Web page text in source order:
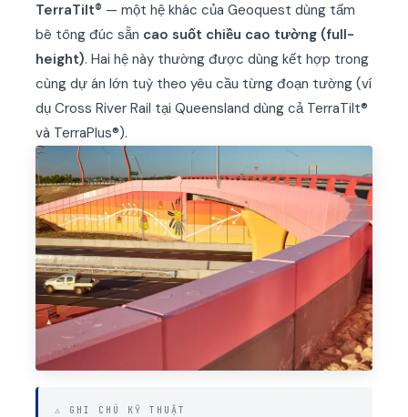
TerraTilt® — một hệ khác của Geoquest dùng tấm
bê tông đúc sẵn cao suốt chiều cao tường (full-
height). Hai hệ này thường được dùng kết hợp trong
cùng dự án lớn tuỳ theo yêu cầu từng đoạn tường (ví
dụ Cross River Rail tại Queensland dùng cả TerraTilt®
và TerraPlus®).
⚠ GHI CHÚ KỸ THUẬT